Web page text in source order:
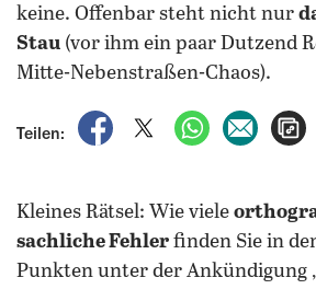
keine. Offenbar steht nicht nur
Stau (vor ihm ein paar Dutzend
Mitte-Nebenstraßen-Chaos).
Teilen:
auf Facebook teilen
auf X teilen
per per E-
Kleines Rätsel: Wie viele
sachliche Fehler finden Sie in
Punkten unter der Ankündigung